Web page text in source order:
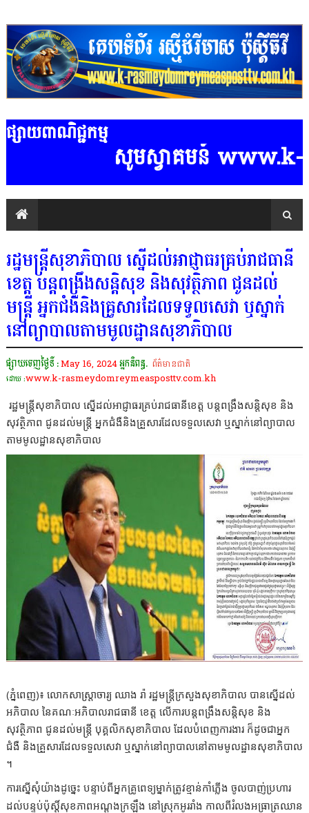
ផ្សាយពាណិជ្ជកម្ម
សូមស្វាគមន៍ www.k-
រដ្ឋមន្ត្រីសុខាភិបាល ស្នើដល់អាជ្ញាធរគ្រប់រាជធានី
ខេត្ត បន្តពង្រឹងសន្តិសុខ និងសុវត្ថិភាព ជូនដល់
មន្ត្រី អ្នកជំងឺនិងគ្រួសារដែលទទួលសេវា ឬស្នាក់
នៅព្យាបាលតាមមូលដ្ឋានសុខាភិបាល
ផ្សាយចេញថ្ងៃទី :May 16, 2024អ្នកនិពន្ធ. ព័ត៌មានជាតិ
ដោយ :www.k-rasmeydomreymeasposttv.com.kh
រដ្ឋមន្ត្រីសុខាភិបាល ស្នើដល់អាជ្ញាធរគ្រប់រាជធានីខេត្ត បន្តពង្រឹងសន្តិសុខ និង
សុវត្ថិភាព ជូនដល់មន្ត្រី អ្នកជំងឺនិងគ្រួសារដែលទទួលសេវា ឬស្នាក់នៅព្យាបាល
តាមមូលដ្ឋានសុខាភិបាល
(ភ្នំពេញ)៖ លោកសាស្ត្រាចារ្យ ឈាង រ៉ា រដ្ឋមន្ត្រីក្រសួងសុខាភិបាល បានស្នើដល់
អភិបាល នៃគណៈអភិបាលរាជធានី ខេត្ត លើការបន្តពង្រឹងសន្តិសុខ និង
សុវត្ថិភាព ជូនដល់មន្ត្រី បុគ្គលិកសុខាភិបាល ដែលបំពេញការងារ ក៏ដូចជាអ្នក
ជំងឺ និងគ្រួសារដែលទទួលសេវា ឬស្នាក់នៅព្យាបាលនៅតាមមូលដ្ឋានសុខាភិបាល
។
ការស្នើសុំយ៉ាងដូច្នេះ បន្ទាប់ពីអ្នកគ្រូពេទ្យម្នាក់ត្រូវខ្មាន់កាំភ្លើង ចូលបាញ់ប្រហារ
ដល់បន្ទប់ប៉ុស្ដិ៍សុខភាពអណ្ដូងក្រឡឹង នៅស្រុកអូររាំង កាលពីរំលងអធ្រាត្រឈាន